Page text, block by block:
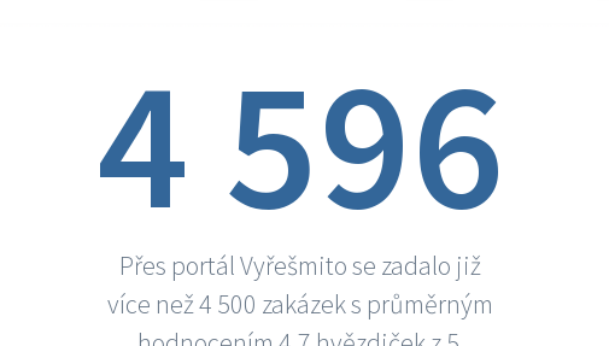
4 596
Přes portál Vyřešmito se zadalo již
více než 4 500 zakázek s průměrným